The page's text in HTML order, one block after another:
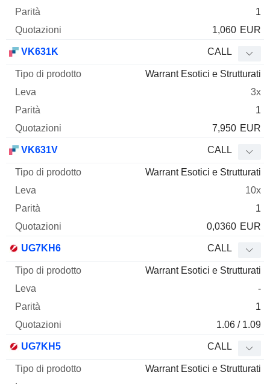
1
1,060 EUR
VK631K CALL
Warrant Esotici e Strutturati
3x
1
7,950 EUR
VK631V CALL
Warrant Esotici e Strutturati
10x
1
0,0360 EUR
UG7KH6 CALL
Warrant Esotici e Strutturati
-
1
1.06 / 1.09
UG7KH5 CALL
Warrant Esotici e Strutturati